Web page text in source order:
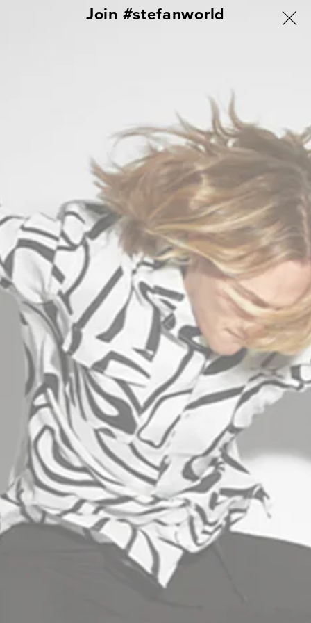
ΓΙΑ ΟΛΗ ΤΗΝ ΕΛΛΑΔΑ ΔΩΡΕΑΝ ΑΠΟΣΤΟΛΗ & ΑΛΛΑΓΗ
Join #stefanworld
LOGAN